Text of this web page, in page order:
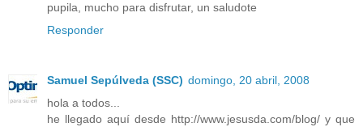
pupila, mucho para disfrutar, un saludote
Responder
Samuel Sepúlveda (SSC) domingo, 20 abril, 2008
hola a todos...
he llegado aquí desde http://www.jesusda.com/blog/ y que